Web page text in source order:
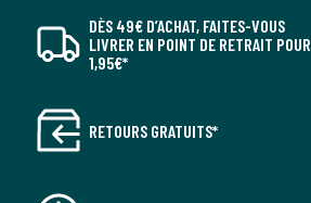
DÈS 49€ D’ACHAT, FAITES-VOUS
LIVRER EN POINT DE RETRAIT POUR
1,95€*
RETOURS GRATUITS*